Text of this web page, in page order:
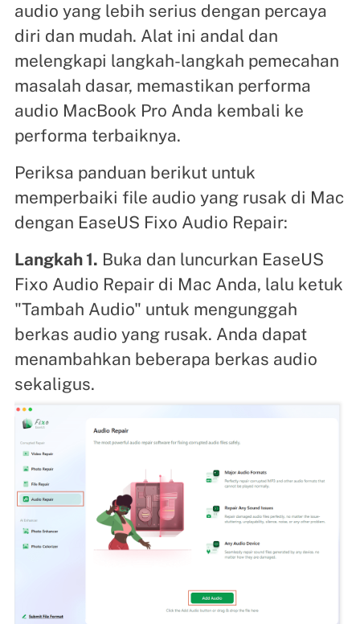
audio yang lebih serius dengan percaya
diri dan mudah. Alat ini andal dan
melengkapi langkah-langkah pemecahan
masalah dasar, memastikan performa
audio MacBook Pro Anda kembali ke
performa terbaiknya.
Periksa panduan berikut untuk
memperbaiki file audio yang rusak di Mac
dengan EaseUS Fixo Audio Repair:
Langkah 1. Buka dan luncurkan EaseUS
Fixo Audio Repair di Mac Anda, lalu ketuk
"Tambah Audio" untuk mengunggah
berkas audio yang rusak. Anda dapat
menambahkan beberapa berkas audio
sekaligus.